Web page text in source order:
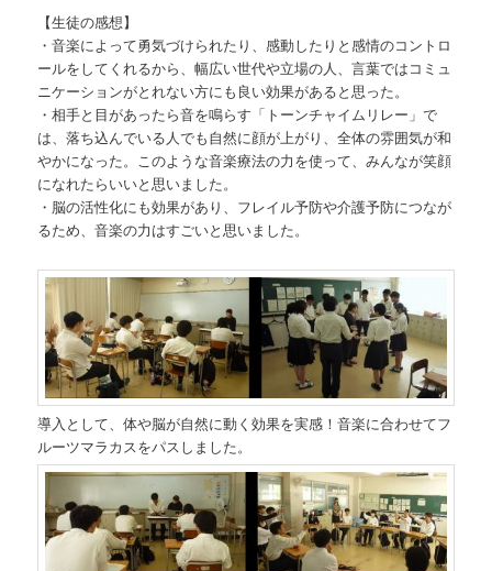
【生徒の感想】
・音楽によって勇気づけられたり、感動したりと感情のコントロ
ールをしてくれるから、幅広い世代や立場の人、言葉ではコミュ
ニケーションがとれない方にも良い効果があると思った。
・相手と目があったら音を鳴らす「トーンチャイムリレー」で
は、落ち込んでいる人でも自然に顔が上がり、全体の雰囲気が和
やかになった。このような音楽療法の力を使って、みんなが笑顔
になれたらいいと思いました。
・脳の活性化にも効果があり、フレイル予防や介護予防につなが
るため、音楽の力はすごいと思いました。
導入として、体や脳が自然に動く効果を実感！音楽に合わせてフ
ルーツマラカスをパスしました。